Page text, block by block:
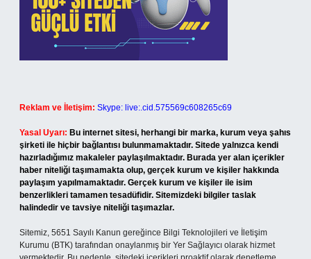
Reklam ve İletişim: Skype: live:.cid.575569c608265c69
Yasal Uyarı: Bu internet sitesi, herhangi bir marka, kurum veya şahıs
şirketi ile hiçbir bağlantısı bulunmamaktadır. Sitede yalnızca kendi
hazırladığımız makaleler paylaşılmaktadır. Burada yer alan içerikler
haber niteliği taşımamakta olup, gerçek kurum ve kişiler hakkında
paylaşım yapılmamaktadır. Gerçek kurum ve kişiler ile isim
benzerlikleri tamamen tesadüfidir. Sitemizdeki bilgiler taslak
halindedir ve tavsiye niteliği taşımazlar.
Sitemiz, 5651 Sayılı Kanun gereğince Bilgi Teknolojileri ve İletişim
Kurumu (BTK) tarafından onaylanmış bir Yer Sağlayıcı olarak hizmet